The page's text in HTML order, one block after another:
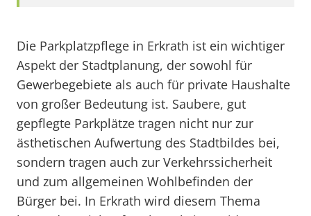
Die Parkplatzpflege in Erkrath ist ein wichtiger
Aspekt der Stadtplanung, der sowohl für
Gewerbegebiete als auch für private Haushalte
von großer Bedeutung ist. Saubere, gut
gepflegte Parkplätze tragen nicht nur zur
ästhetischen Aufwertung des Stadtbildes bei,
sondern tragen auch zur Verkehrssicherheit
und zum allgemeinen Wohlbefinden der
Bürger bei. In Erkrath wird diesem Thema